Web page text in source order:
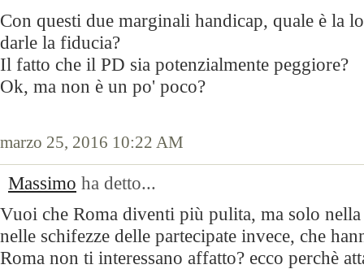
Con questi due marginali handicap, quale è la
darle la fiducia?
Il fatto che il PD sia potenzialmente peggiore?
Ok, ma non è un po' poco?
marzo 25, 2016 10:22 AM
Massimo ha detto...
Vuoi che Roma diventi più pulita, ma solo
nelle schifezze delle partecipate invece, che
Roma non ti interessano affatto? ecco perchè